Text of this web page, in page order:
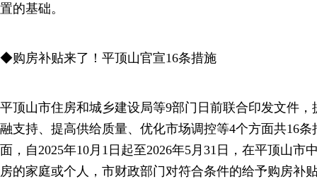
置的基础。
◆购房补贴来了！平顶山官宣16条措施
平顶山市住房和城乡建设局等9部门日前联合印发文件
融支持、提高供给质量、优化市场调控等4个方面共16
面，自2025年10月1日起至2026年5月31日，在平顶山市
房的家庭或个人，市财政部门对符合条件的给予购房补